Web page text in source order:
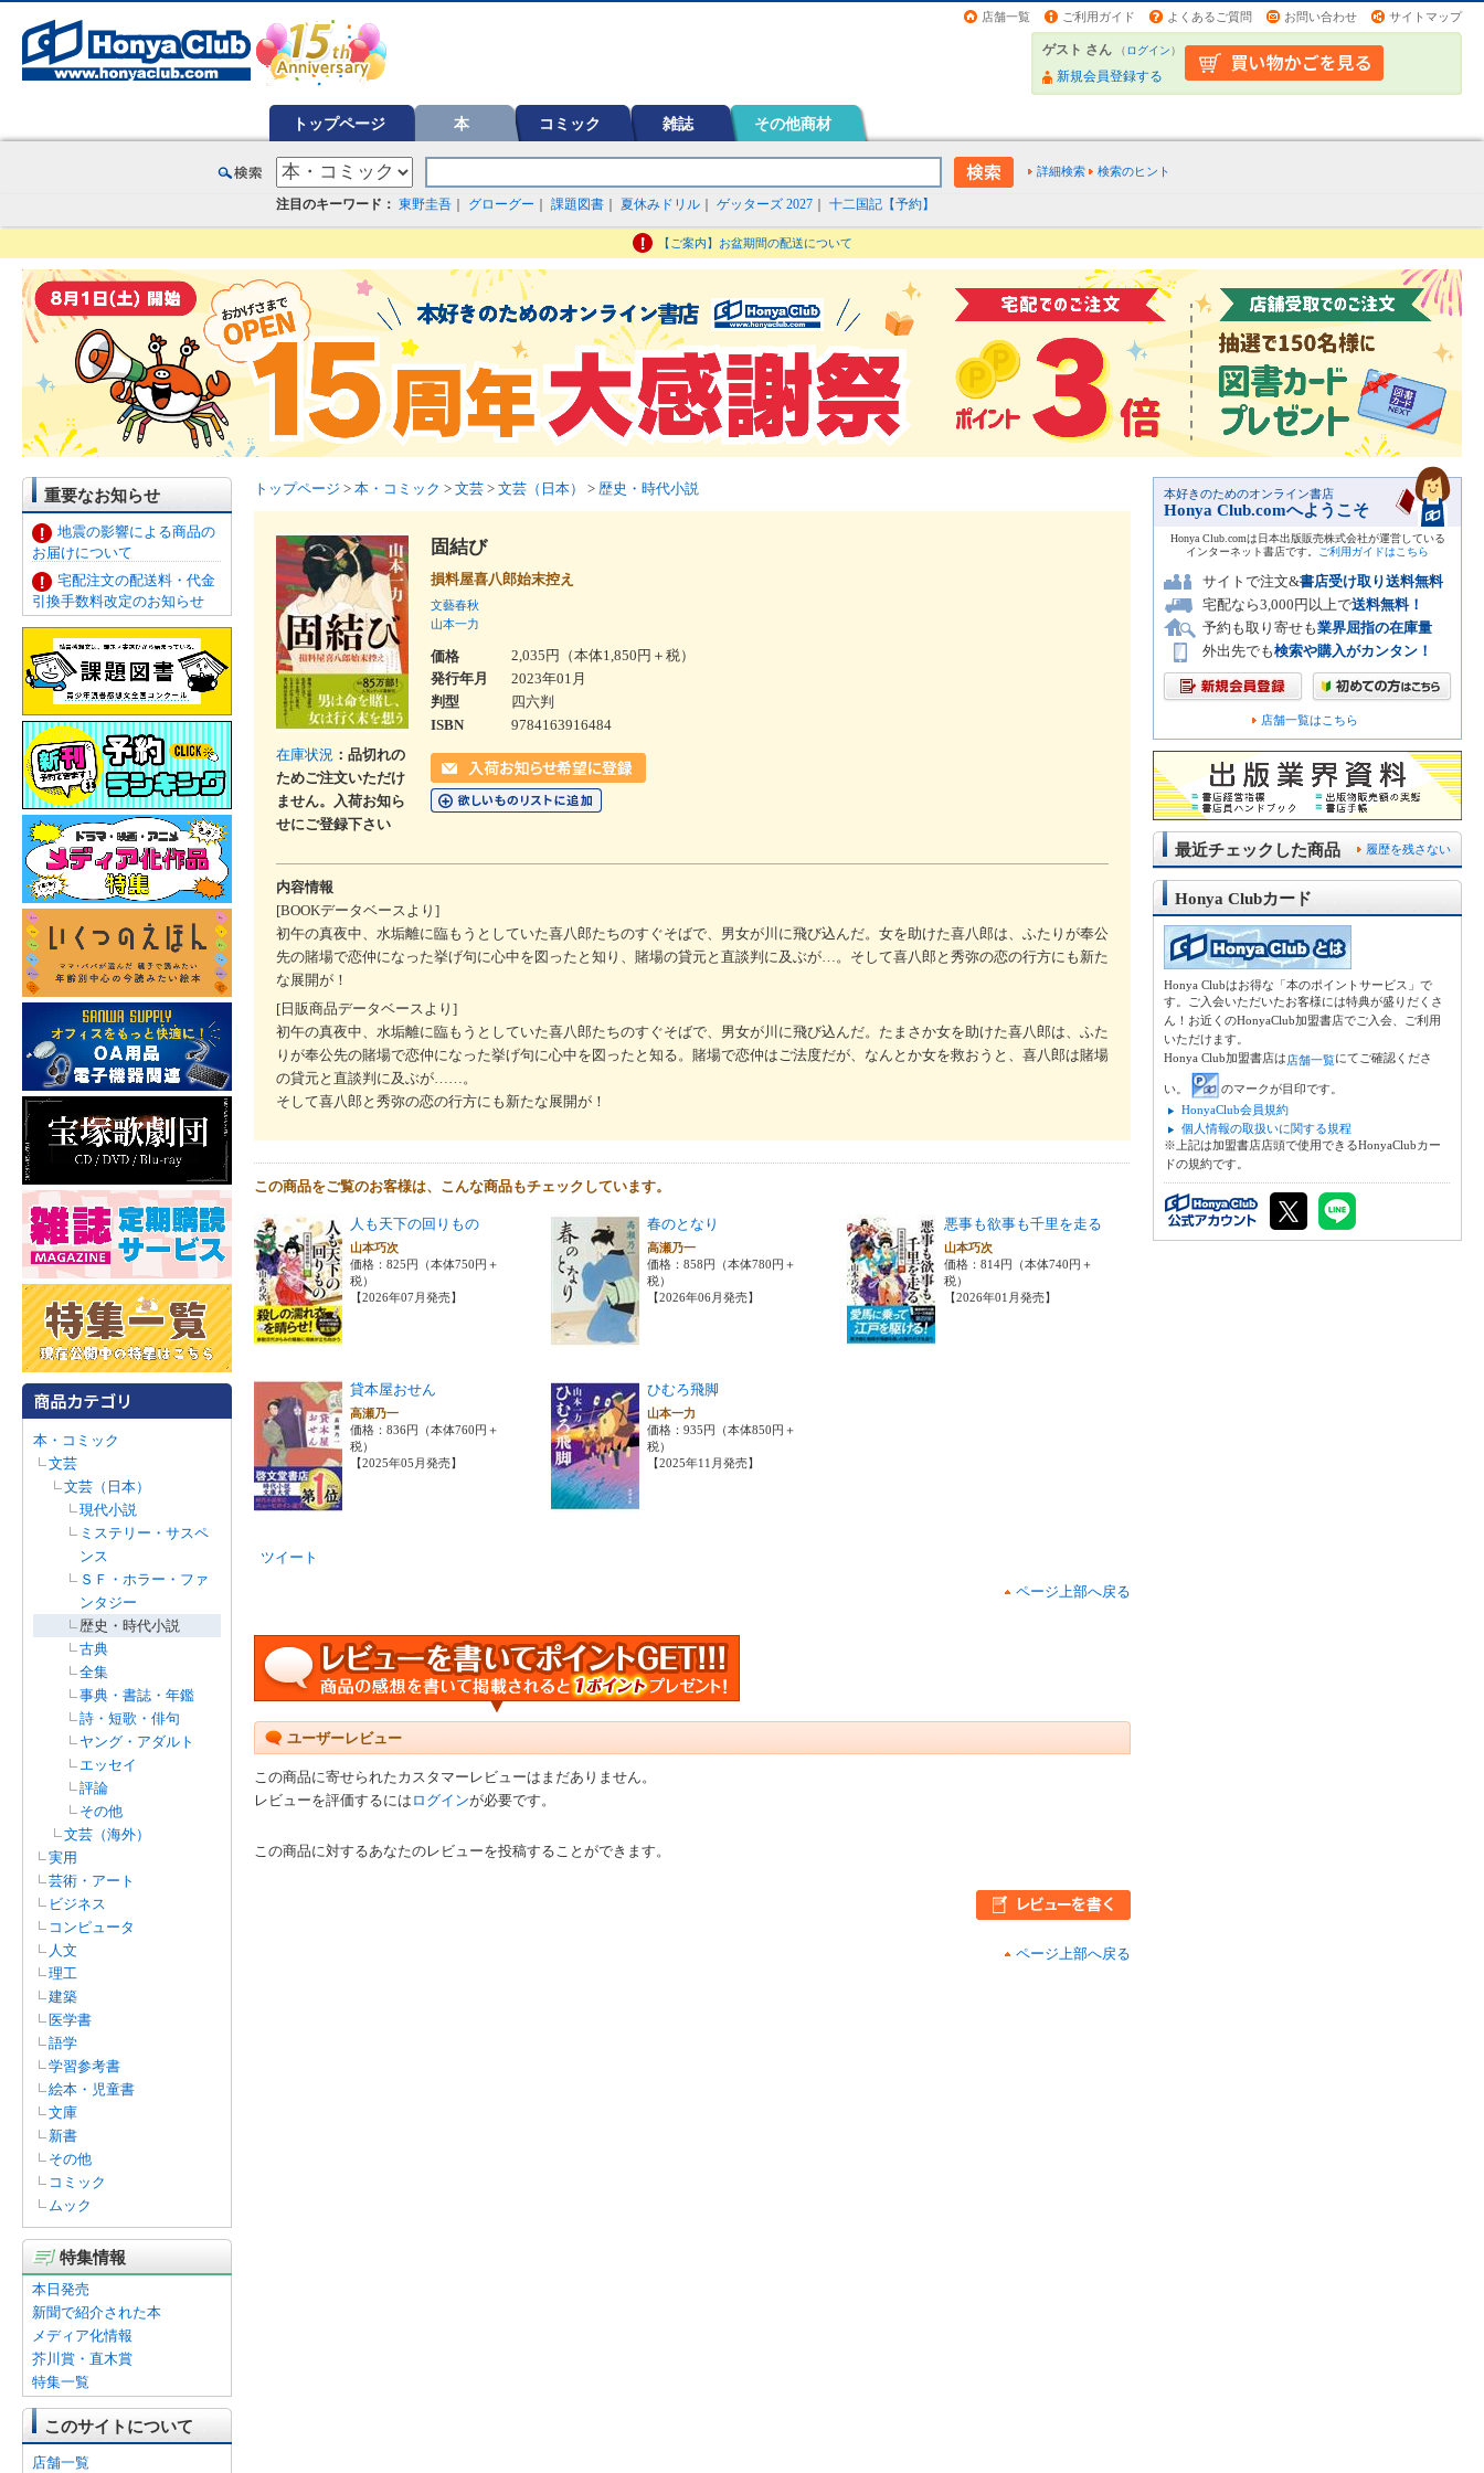
店舗一覧 ご利用ガイド よくあるご質問 お問い合わせ サイトマップ
ゲスト さん （ログイン）
新規会員登録する
トップページ 本 コミック 雑誌 その他商材
詳細検索 検索のヒント
注目のキーワード： 東野圭吾 グローグー 課題図書 夏休みドリル ゲッターズ 2027 十二国記【予約】
【ご案内】お盆期間の配送について
重要なお知らせ
地震の影響による商品の
お届けについて
宅配注文の配送料・代金
引換手数料改定のお知らせ
本・コミック
文芸
文芸（日本）
現代小説
ミステリー・サスペ
ンス
ＳＦ・ホラー・ファ
ンタジー
歴史・時代小説
古典
全集
事典・書誌・年鑑
詩・短歌・俳句
ヤング・アダルト
エッセイ
評論
その他
文芸（海外）
実用
芸術・アート
ビジネス
コンピュータ
人文
理工
建築
医学書
語学
学習参考書
絵本・児童書
文庫
新書
その他
コミック
ムック
特集情報
本日発売
新聞で紹介された本
メディア化情報
芥川賞・直木賞
特集一覧
このサイトについて
店舗一覧
トップページ > 本・コミック > 文芸 > 文芸（日本） > 歴史・時代小説
在庫状況 ：品切れの
ためご注文いただけ
ません。入荷お知ら
せにご登録下さい
固結び
損料屋喜八郎始末控え
文藝春秋
山本一力
価格
2,035円（本体1,850円＋税）
発行年月
2023年01月
判型
四六判
ISBN
9784163916484
内容情報
[BOOKデータベースより]
初午の真夜中、水垢離に臨もうとしていた喜八郎たちのすぐそばで、男女が川に飛び込んだ。女を助けた喜八郎は、ふたりが奉公
先の賭場で恋仲になった挙げ句に心中を図ったと知り、賭場の貸元と直談判に及ぶが…。そして喜八郎と秀弥の恋の行方にも新た
な展開が！
[日販商品データベースより]
初午の真夜中、水垢離に臨もうとしていた喜八郎たちのすぐそばで、男女が川に飛び込んだ。たまさか女を助けた喜八郎は、ふた
りが奉公先の賭場で恋仲になった挙げ句に心中を図ったと知る。賭場で恋仲はご法度だが、なんとか女を救おうと、喜八郎は賭場
の貸元と直談判に及ぶが……。
そして喜八郎と秀弥の恋の行方にも新たな展開が！
この商品をご覧のお客様は、こんな商品もチェックしています。
人も天下の回りもの
山本巧次
価格：825円（本体750円＋
税）
【2026年07月発売】
春のとなり
高瀬乃一
価格：858円（本体780円＋
税）
【2026年06月発売】
悪事も欲事も千里を走る
山本巧次
価格：814円（本体740円＋
税）
【2026年01月発売】
貸本屋おせん
高瀬乃一
価格：836円（本体760円＋
税）
【2025年05月発売】
ひむろ飛脚
山本一力
価格：935円（本体850円＋
税）
【2025年11月発売】
ツイート
ページ上部へ戻る
ユーザーレビュー
この商品に寄せられたカスタマーレビューはまだありません。
レビューを評価するには ログインが必要です。
この商品に対するあなたのレビューを投稿することができます。
ページ上部へ戻る
本好きのためのオンライン書店
Honya Club.comへようこそ
Honya Club.comは日本出版販売株式会社が運営している
インターネット書店です。
ご利用ガイドはこちら
サイトで注文&書店受け取り送料無料
宅配なら3,000円以上で送料無料！
予約も取り寄せも業界屈指の在庫量
外出先でも検索や購入がカンタン！
店舗一覧はこちら
履歴を残さない
最近チェックした商品
Honya Clubカード
Honya Clubはお得な「本のポイントサービス」で
す。ご入会いただいたお客様には特典が盛りだくさ
ん！お近くのHonyaClub加盟書店でご入会、ご利用
いただけます。
Honya Club加盟書店は店舗一覧にてご確認くださ
い。
のマークが目印です。
HonyaClub会員規約
個人情報の取扱いに関する規程
※上記は加盟書店店頭で使用できるHonyaClubカー
ドの規約です。